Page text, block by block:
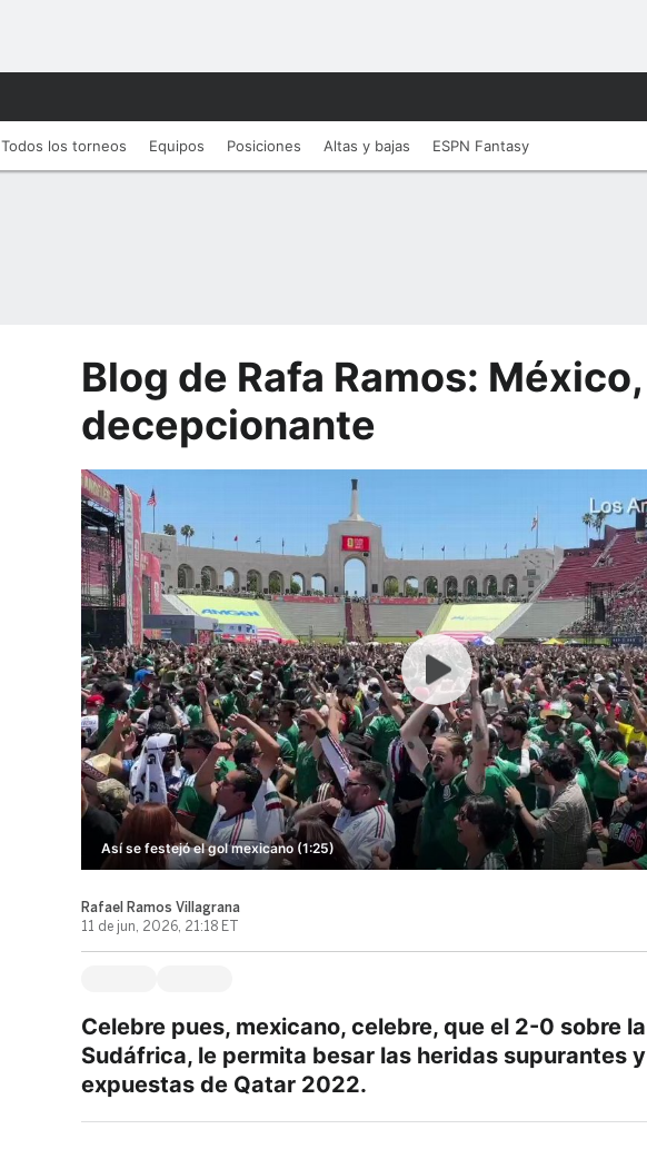
Todos los torneos Equipos Posiciones Altas y bajas ESPN Fantasy
Blog de Rafa Ramos: México,
decepcionante
Así se festejó el gol mexicano (1:25)
Rafael Ramos Villagrana
11 de jun, 2026, 21:18 ET
Celebre pues, mexicano, celebre, que el 2-0 sobre
Sudáfrica, le permita besar las heridas supurantes
expuestas de Qatar 2022.